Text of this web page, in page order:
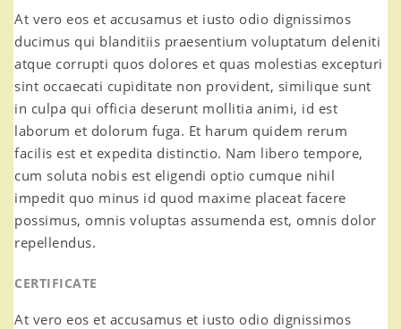
At vero eos et accusamus et iusto odio dignissimos
ducimus qui blanditiis praesentium voluptatum deleniti
atque corrupti quos dolores et quas molestias excepturi
sint occaecati cupiditate non provident, similique sunt
in culpa qui officia deserunt mollitia animi, id est
laborum et dolorum fuga. Et harum quidem rerum
facilis est et expedita distinctio. Nam libero tempore,
cum soluta nobis est eligendi optio cumque nihil
impedit quo minus id quod maxime placeat facere
possimus, omnis voluptas assumenda est, omnis dolor
repellendus.
CERTIFICATE
At vero eos et accusamus et iusto odio dignissimos